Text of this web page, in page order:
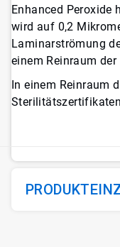
Enhanced Peroxide
wird auf 0,2
Laminarströmung
einem Reinraum
In einem Reinraum